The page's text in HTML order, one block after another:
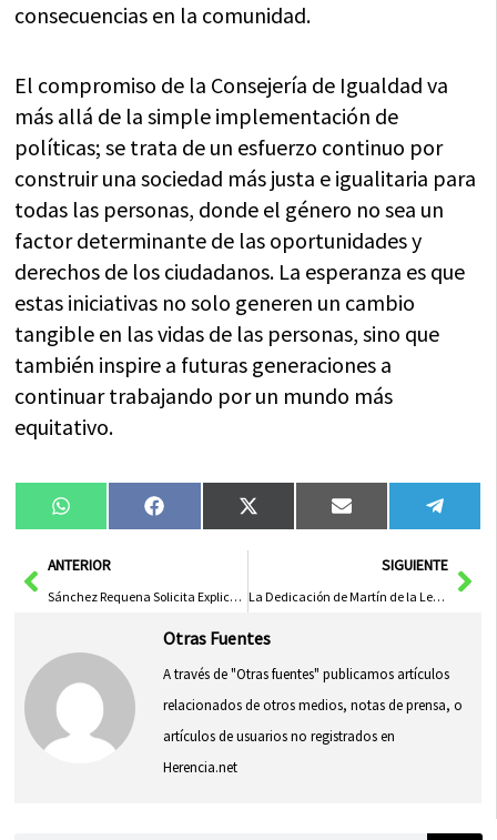
consecuencias en la comunidad.
El compromiso de la Consejería de Igualdad va
más allá de la simple implementación de
políticas; se trata de un esfuerzo continuo por
construir una sociedad más justa e igualitaria para
todas las personas, donde el género no sea un
factor determinante de las oportunidades y
derechos de los ciudadanos. La esperanza es que
estas iniciativas no solo generen un cambio
tangible en las vidas de las personas, sino que
también inspire a futuras generaciones a
continuar trabajando por un mundo más
equitativo.
Compartir
en
WhatsAppCompartir
en
FacebookCompartir
en
X
(Twitter)
Compartir
en
Email
en
AntANTERIOR
Sánchez Requena Solicita Explicaciones a PP y Vox por su Oposición a Medidas Anticrisis
SIGUIENTE
La Dedicación de Martín de la Leona y ‘La Higuera Quimera’ en la Literatura Juvenil de la Diputación
Otras Fuentes
A través de "Otras fuentes" publicamos artículos
relacionados de otros medios, notas de prensa, o
artículos de usuarios no registrados en
Herencia.net